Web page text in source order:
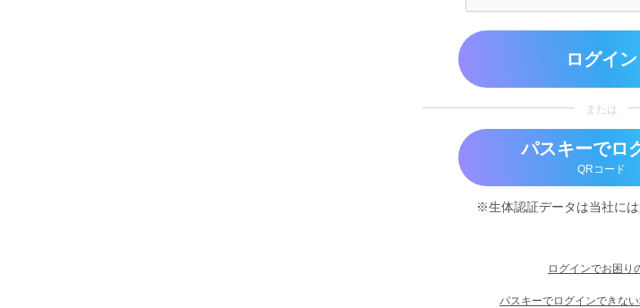
ログイン
または
パスキーでロ
QRコード
※生体認証データは当社に
ログインでお困り
パスキーでログインできな